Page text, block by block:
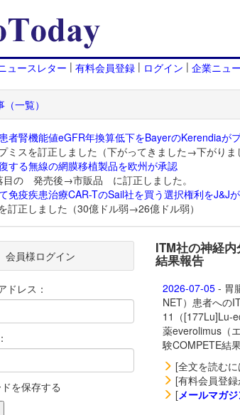
ュースレター | 有料会員登録 | ログイン | 企業ニュ
一覧）
者腎機能値eGFR年換算低下をBayerのKerendiaが
ミスを訂正しました（下がってきました→下がりま
する無線の網膜移植製品を欧州が承認
目の 発売後→市販品 に訂正しました。
免疫疾患治療CAR-TのSail社を買う選択権利をJ&J
訂正しました（30億ドル弱→26億ドル弱）
ITM社の神経
結果報告
2026-07-05- 胃
NET）患者への
11（[177Lu]Lu-
薬everolimus（
験COMPETE結
[全文を読むに
[有料会員登
[メールマガジ
会員様ログイン
ドレス：
を保存する